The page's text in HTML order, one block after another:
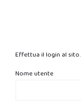
Effettua il login al sito.
Nome utente